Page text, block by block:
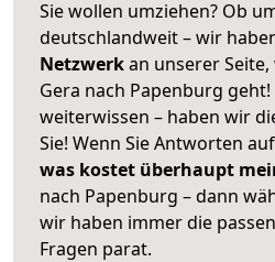
Sie wollen umziehen? Ob
deutschlandweit – wir
Netzwerkan unserer
Gera nach Papenburg
weiterwissen – haben wir
Sie! Wenn Sie Antworten
was kostet überhaupt
nach Papenburg – dann
wir haben immer die
Fragen parat.